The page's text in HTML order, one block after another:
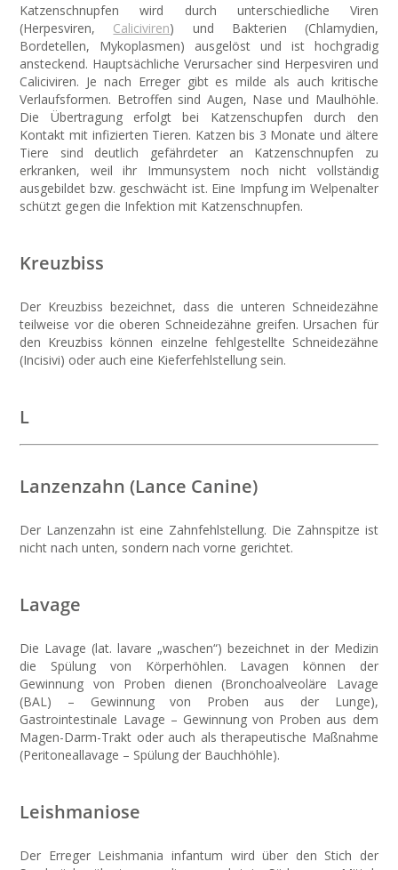
Katzenschnupfen wird durch unterschiedliche Viren
(Herpesviren, Caliciviren) und Bakterien (Chlamydien,
Bordetellen, Mykoplasmen) ausgelöst und ist hochgradig
ansteckend. Hauptsächliche Verursacher sind Herpesviren und
Caliciviren. Je nach Erreger gibt es milde als auch kritische
Verlaufsformen. Betroffen sind Augen, Nase und Maulhöhle.
Die Übertragung erfolgt bei Katzenschupfen durch den
Kontakt mit infizierten Tieren. Katzen bis 3 Monate und ältere
Tiere sind deutlich gefährdeter an Katzenschnupfen zu
erkranken, weil ihr Immunsystem noch nicht vollständig
ausgebildet bzw. geschwächt ist. Eine Impfung im Welpenalter
schützt gegen die Infektion mit Katzenschnupfen.
Kreuzbiss
Der Kreuzbiss bezeichnet, dass die unteren Schneidezähne
teilweise vor die oberen Schneidezähne greifen. Ursachen für
den Kreuzbiss können einzelne fehlgestellte Schneidezähne
(Incisivi) oder auch eine Kieferfehlstellung sein.
L
Lanzenzahn (Lance Canine)
Der Lanzenzahn ist eine Zahnfehlstellung. Die Zahnspitze ist
nicht nach unten, sondern nach vorne gerichtet.
Lavage
Die Lavage (lat. lavare „waschen“) bezeichnet in der Medizin
die Spülung von Körperhöhlen. Lavagen können der
Gewinnung von Proben dienen (Bronchoalveoläre Lavage
(BAL) – Gewinnung von Proben aus der Lunge),
Gastrointestinale Lavage – Gewinnung von Proben aus dem
Magen-Darm-Trakt oder auch als therapeutische Maßnahme
(Peritoneallavage – Spülung der Bauchhöhle).
Leishmaniose
Der Erreger Leishmania infantum wird über den Stich der